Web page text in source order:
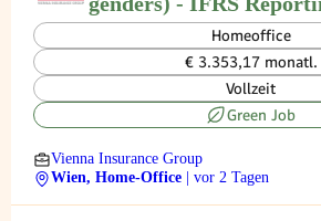
Homeoffice
€ 3.353,17 monatl.
Vollzeit
Green Job
Vienna Insurance Group
Wien, Home-Office
| vor 2 Tagen